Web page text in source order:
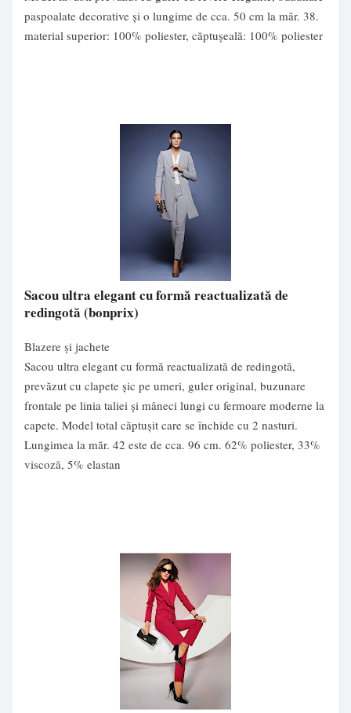
paspoalate decorative şi o lungime de cca. 50 cm la măr. 38.
material superior: 100% poliester, căptuşeală: 100% poliester
Sacou ultra elegant cu formă reactualizată de
redingotă (bonprix)
Blazere și jachete
Sacou ultra elegant cu formă reactualizată de redingotă,
prevăzut cu clapete şic pe umeri, guler original, buzunare
frontale pe linia taliei şi mâneci lungi cu fermoare moderne la
capete. Model total căptuşit care se închide cu 2 nasturi.
Lungimea la măr. 42 este de cca. 96 cm. 62% poliester, 33%
viscoză, 5% elastan